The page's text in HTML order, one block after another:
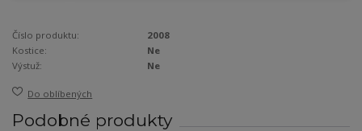
Číslo produktu:
2008
Kostice:
Ne
Výstuž:
Ne
Do oblíbených
Podobné produkty